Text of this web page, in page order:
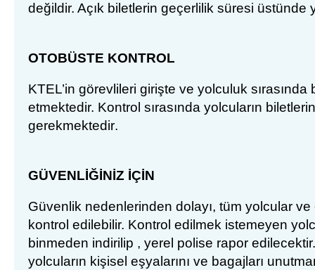
değildir. Açık biletlerin geçerlilik süresi üstünde
OTOBÜSTE KONTROL
KTEL’in görevlileri girişte ve yolculuk sırasında
etmektedir. Kontrol sırasında yolcuların bilet
gerekmektedir.
GÜVENLİĞİNİZ İÇİN
Güvenlik nedenlerinden dolayı, tüm yolcular
kontrol edilebilir. Kontrol edilmek istemeyen
binmeden indirilip , yerel polise rapor
yolcuların kişisel eşyalarını ve bagajları